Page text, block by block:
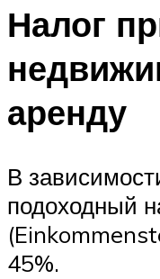
Налог
аренду
В
подоходный
45%.